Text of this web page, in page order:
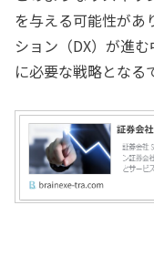
を与える可能性があ
ション（DX）が進
に必要な戦略となる